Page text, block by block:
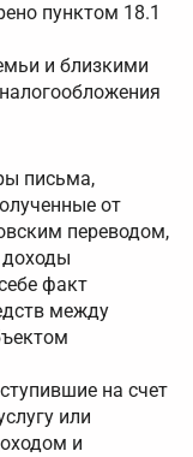
пунктом 18.1
и близкими
письма,
от
переводом,
факт
между
на счет
или
и